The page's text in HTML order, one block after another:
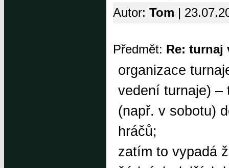
Autor: Tom |
Předmět: Re: turnaj
organizace
vedení turnaje) –
(např. v sobotu)
hráčů;
zatím to vypadá